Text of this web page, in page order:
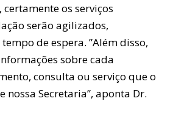
os serviços
serão agilizados,
de espera. ”Além disso,
sobre cada
consulta ou serviço que o
nossa Secretaria”, aponta Dr.